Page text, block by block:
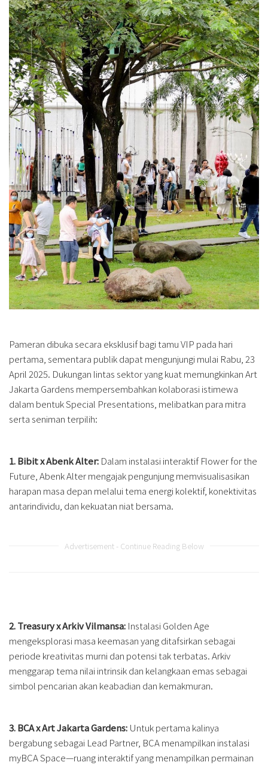
Pameran dibuka secara eksklusif bagi tamu VIP pada hari
pertama, sementara publik dapat mengunjungi mulai Rabu, 23
April 2025. Dukungan lintas sektor yang kuat memungkinkan Art
Jakarta Gardens mempersembahkan kolaborasi istimewa
dalam bentuk Special Presentations, melibatkan para mitra
serta seniman terpilih:
1. Bibit x Abenk Alter: Dalam instalasi interaktif Flower for the
Future, Abenk Alter mengajak pengunjung memvisualisasikan
harapan masa depan melalui tema energi kolektif, konektivitas
antarindividu, dan kekuatan niat bersama.
Advertisement - Continue Reading Below
2. Treasury x Arkiv Vilmansa: Instalasi Golden Age
mengeksplorasi masa keemasan yang ditafsirkan sebagai
periode kreativitas murni dan potensi tak terbatas. Arkiv
menggarap tema nilai intrinsik dan kelangkaan emas sebagai
simbol pencarian akan keabadian dan kemakmuran.
3. BCA x Art Jakarta Gardens: Untuk pertama kalinya
bergabung sebagai Lead Partner, BCA menampilkan instalasi
myBCA Space—ruang interaktif yang menampilkan permainan